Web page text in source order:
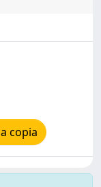
copia